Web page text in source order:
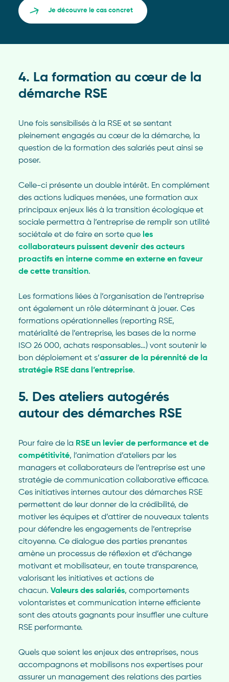
Je découvre le cas concret
4. La formation au cœur de la
démarche RSE
Une fois sensibilisés à la RSE et se sentant
pleinement engagés au cœur de la démarche, la
question de la formation des salariés peut ainsi se
poser.
Celle-ci présente un double intérêt. En complément
des actions ludiques menées, une formation aux
principaux enjeux liés à la transition écologique et
sociale permettra à l’entreprise de remplir son utilité
sociétale et de faire en sorte que les
collaborateurs puissent devenir des acteurs
proactifs en interne comme en externe en faveur
de cette transition.
Les formations liées à l’organisation de l’entreprise
ont également un rôle déterminant à jouer. Ces
formations opérationnelles (reporting RSE,
matérialité de l’entreprise, les bases de la norme
ISO 26 000, achats responsables…) vont soutenir le
bon déploiement et s’assurer de la pérennité de la
stratégie RSE dans l’entreprise.
5. Des ateliers autogérés
autour des démarches RSE
Pour faire de la RSE un levier de performance et de
compétitivité, l’animation d’ateliers par les
managers et collaborateurs de l’entreprise est une
stratégie de communication collaborative efficace.
Ces initiatives internes autour des démarches RSE
permettent de leur donner de la crédibilité, de
motiver les équipes et d’attirer de nouveaux talents
pour défendre les engagements de l’entreprise
citoyenne. Ce dialogue des parties prenantes
amène un processus de réflexion et d’échange
motivant et mobilisateur, en toute transparence,
valorisant les initiatives et actions de
chacun. Valeurs des salariés, comportements
volontaristes et communication interne efficiente
sont des atouts gagnants pour insuffler une culture
RSE performante.
Quels que soient les enjeux des entreprises, nous
accompagnons et mobilisons nos expertises pour
assurer un management des relations des parties